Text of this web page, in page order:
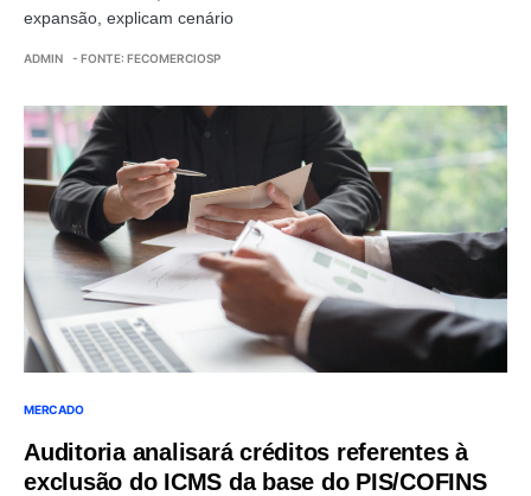
expansão, explicam cenário
ADMIN - FONTE: FECOMERCIOSP
MERCADO
Auditoria analisará créditos referentes à
exclusão do ICMS da base do PIS/COFINS